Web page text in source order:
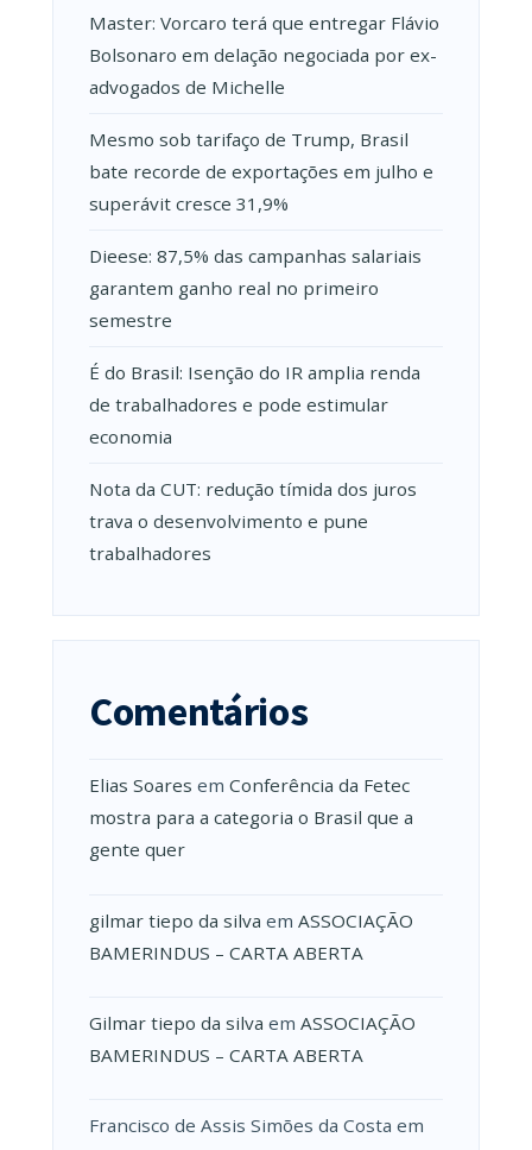
Master: Vorcaro terá que entregar Flávio
Bolsonaro em delação negociada por ex-
advogados de Michelle
Mesmo sob tarifaço de Trump, Brasil
bate recorde de exportações em julho e
superávit cresce 31,9%
Dieese: 87,5% das campanhas salariais
garantem ganho real no primeiro
semestre
É do Brasil: Isenção do IR amplia renda
de trabalhadores e pode estimular
economia
Nota da CUT: redução tímida dos juros
trava o desenvolvimento e pune
trabalhadores
Comentários
Elias Soares em Conferência da Fetec
mostra para a categoria o Brasil que a
gente quer
gilmar tiepo da silva em ASSOCIAÇÃO
BAMERINDUS – CARTA ABERTA
Gilmar tiepo da silva em ASSOCIAÇÃO
BAMERINDUS – CARTA ABERTA
Francisco de Assis Simões da Costa em